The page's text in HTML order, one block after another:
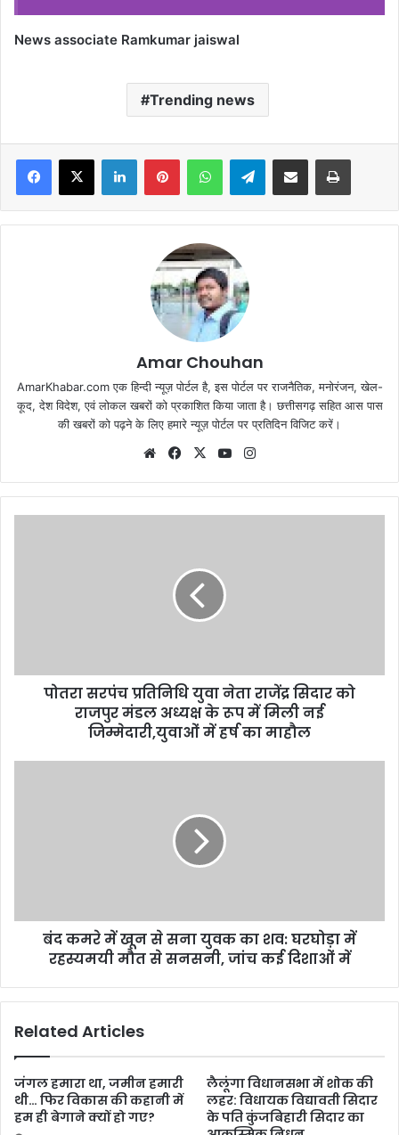
News associate Ramkumar jaiswal
Trending news
Facebook
X LinkedInPinterestWhatsAppTelegramShare via Email Print
Amar Chouhan
AmarKhabar.com एक हिन्दी न्यूज़ पोर्टल है, इस पोर्टल पर राजनैतिक, मनोरंजन, खेल-
कूद, देश विदेश, एवं लोकल खबरों को प्रकाशित किया जाता है। छत्तीसगढ़ सहित आस पास
की खबरों को पढ़ने के लिए हमारे न्यूज़ पोर्टल पर प्रतिदिन विजिट करें।
WebsiteFacebook
X YouTube
पोतरा सरपंच प्रतिनिधि युवा नेता राजेंद्र सिदार को
राजपुर मंडल अध्यक्ष के रूप में मिली नई
जिम्मेदारी,युवाओं में हर्ष का माहौल
बंद कमरे में खून से सना युवक का शव: घरघोड़ा में
रहस्यमयी मौत से सनसनी, जांच कई दिशाओं में
Related Articles
जंगल हमारा था, जमीन हमारी
थी… फिर विकास की कहानी में
हम ही बेगाने क्यों हो गए?
लैलूंगा विधानसभा में शोक की
लहर: विधायक विद्यावती सिदार
के पति कुंजबिहारी सिदार का